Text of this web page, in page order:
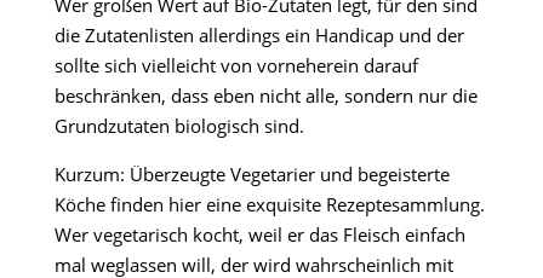
Wer großen Wert auf Bio-Zutaten legt, für den sind
die Zutatenlisten allerdings ein Handicap und der
sollte sich vielleicht von vorneherein darauf
beschränken, dass eben nicht alle, sondern nur die
Grundzutaten biologisch sind.
Kurzum: Überzeugte Vegetarier und begeisterte
Köche finden hier eine exquisite Rezeptesammlung.
Wer vegetarisch kocht, weil er das Fleisch einfach
mal weglassen will, der wird wahrscheinlich mit